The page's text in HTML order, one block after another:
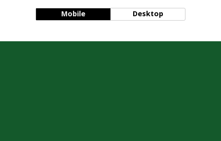
Mobile Desktop